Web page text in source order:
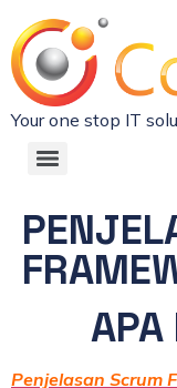
Your one stop IT
APA
Penjelasan Scrum